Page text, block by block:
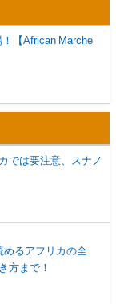
【African Marche
では要注意、スナノ
めるアフリカの全
方まで！